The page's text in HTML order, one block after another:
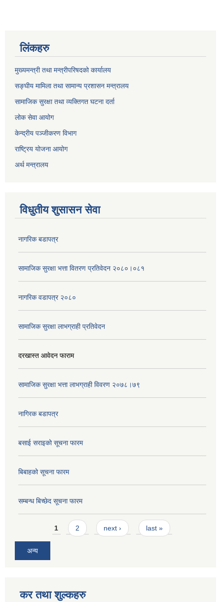
लिंकहरु
मुख्यमन्त्री तथा मन्त्रीपरिषदको कार्यालय
सङ्घीय मामिला तथा सामान्य प्रशासन मन्त्रालय
सामाजिक सुरक्षा तथा व्यक्तिगत घटना दर्ता
लोक सेवा आयोग
केन्द्रीय पञ्जीकरण विभाग
राष्ट्रिय योजना आयोग
अर्थ मन्त्रालय
विधुतीय शुसासन सेवा
नागरिक बडापत्र
सामाजिक सुरक्षा भत्ता वितरण प्रतिवेदन २०८०।०८१
नागरिक वडापत्र २०८०
सामाजिक सुरक्षा लाभग्राही प्रतिवेदन
दरखास्त आवेदन फाराम
सामाजिक सुरक्षा भत्ता लाभग्राही विवरण २०७८।७९
नागिरक बडापत्र
बसाई सराइको सूचना फारम
बिबाहको सूचना फारम
सम्बन्ध बिच्छेद सूचना फारम
Pages1 2 next › last »
अन्य
कर तथा शुल्कहरु